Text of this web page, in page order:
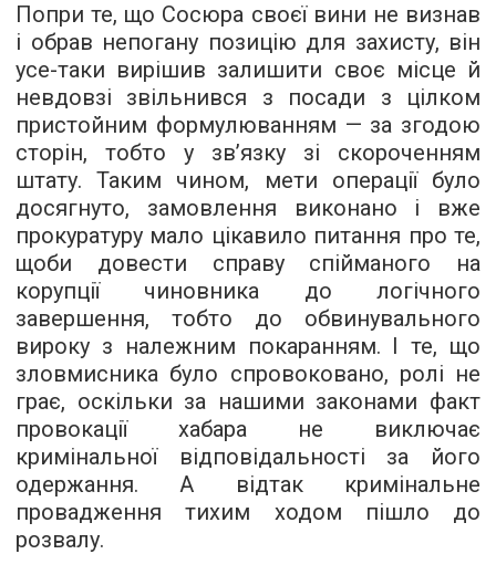
Попри те, що Сосюра своєї вини не визнав
і обрав непогану позицію для захисту, він
усе-таки вирішив залишити своє місце й
невдовзі звільнився з посади з цілком
пристойним формулюванням — за згодою
сторін, тобто у зв’язку зі скороченням
штату. Таким чином, мети операції було
досягнуто, замовлення виконано і вже
прокуратуру мало цікавило питання про те,
щоби довести справу спійманого на
корупції чиновника до логічного
завершення, тобто до обвинувального
вироку з належним покаранням. І те, що
зловмисника було спровоковано, ролі не
грає, оскільки за нашими законами факт
провокації хабара не виключає
кримінальної відповідальності за його
одержання. А відтак кримінальне
провадження тихим ходом пішло до
розвалу.